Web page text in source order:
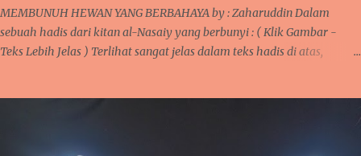
Muta’allimin B . Rumusan Masalah ...
MEMBUNUH HEWAN YANG BERBAHAYA by : Zaharuddin Dalam
sebuah hadis dari kitan al-Nasaiy yang berbunyi : ( Klik Gambar -
Teks Lebih Jelas ) Terlihat sangat jelas dalam teks hadis di atas,
sebagaimana dalam kitan faidh al-Qadir mengenai hadis ini bahwa